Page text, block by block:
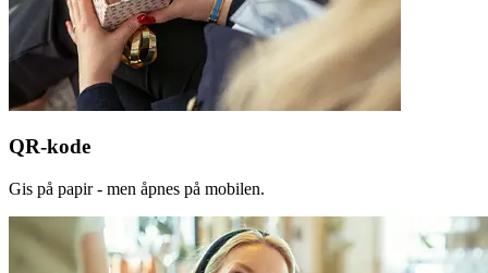
QR-kode
Gis på papir - men åpnes på mobilen.